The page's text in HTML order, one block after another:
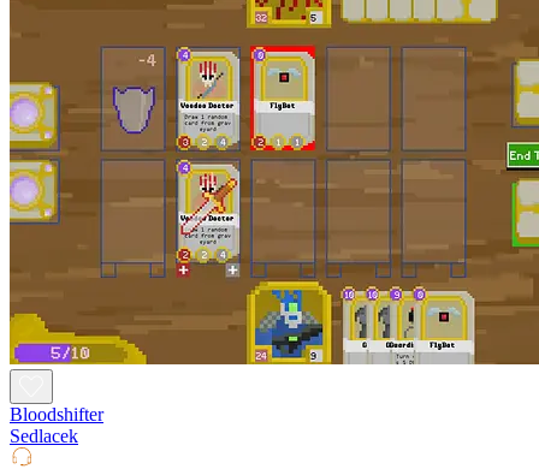
Bloodshifter
Sedlacek